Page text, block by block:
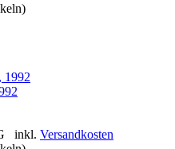
inkl. Versandkosten